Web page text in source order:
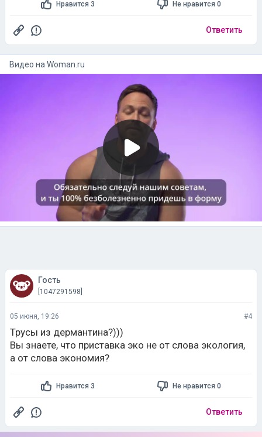
Нравится 3 Не нравится 0
Ответить
Видео на woman.ru
Гость
[1047291598]
05 июня, 19:26 #4
Трусы из дермантина?)))
Вы знаете, что приставка эко не от слова экология,
а от слова экономия?
Нравится 3 Не нравится 0
Ответить